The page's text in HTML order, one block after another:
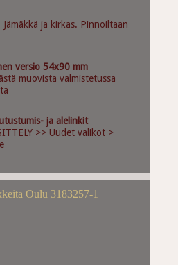
ja kirkas. Pinnoiltaan
versio 54x90 mm
muovista valmistetussa
ja alelinkit
>> Uudet valikot >
Oulu 3183257-1